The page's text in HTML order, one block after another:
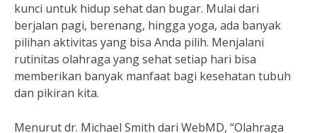
kunci untuk hidup sehat dan bugar. Mulai dari
berjalan pagi, berenang, hingga yoga, ada banyak
pilihan aktivitas yang bisa Anda pilih. Menjalani
rutinitas olahraga yang sehat setiap hari bisa
memberikan banyak manfaat bagi kesehatan tubuh
dan pikiran kita.
Menurut dr. Michael Smith dari WebMD, “Olahraga